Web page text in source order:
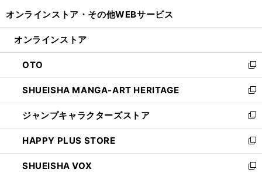
開
ン
ウ
で
開
く
ウ
ン
ド
ウ
で
開
く
オンラインストア・ その他WEBサービス
オンラインストア
OTO
新
し
い
ウ
ィ
ン
ド
ウ
で
SHUEISHA MANGA-ART HERITAGE
新
し
い
ウ
ィ
ン
ド
ジャンプキャラクターズストア
新
し
い
ウ
ィ
HAPPY PLUS STORE
新
し
い
SHUEISHA VOX
新